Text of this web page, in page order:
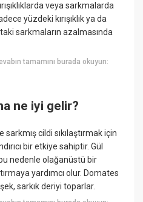
veya sarkmalarda
yüzdeki kırışıklık ya da
sarkmaların azalmasında
tamamını burada okuyun:
ne iyi gelir?
cildi sıkılaştırmak için
bir etkiye sahiptir. Gül
bu nedenle olağanüstü bir
yardımcı olur. Domates
sarkık deriyi toparlar.